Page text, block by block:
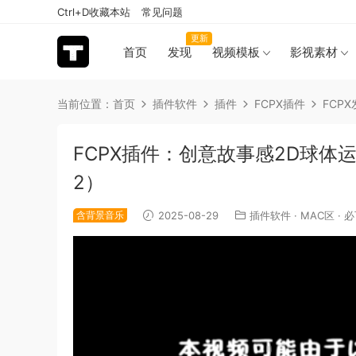
首页 发现
更新
视频模板 影视素材
Ctrl+D收藏本站 常见问题
当前位置： 首页 插件软件 插件 FCPX插件 FCPX
FCPX插件：创意故事感2D球体
2）
含背景音乐 2025-08-29 插件软件 · MAC区 ·